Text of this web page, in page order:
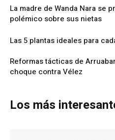
La madre de Wanda Nara se
polémico sobre sus nietas
Las 5 plantas ideales para
Reformas tácticas de
choque contra Vélez
Los más